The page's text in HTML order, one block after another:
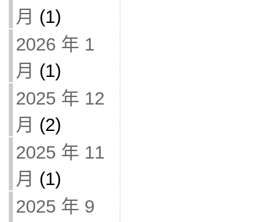
月 (1)
2026 年 1
月 (1)
2025 年 12
月 (2)
2025 年 11
月 (1)
2025 年 9